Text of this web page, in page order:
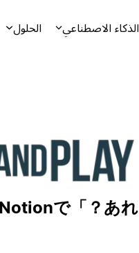
الذكاء الاصطناعي الحلول